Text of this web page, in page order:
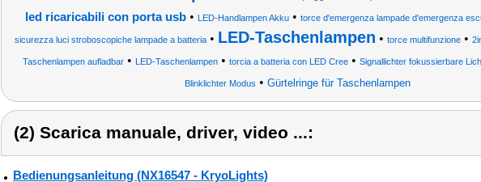
led ricaricabili con porta usb• LED-Handlampen Akku• torce d'emergenza lampade d'emergenza
sicurezza luci stroboscopiche lampade a batteria • LED-Taschenlampen • torce multifunzione •
Taschenlampen aufladbar • LED-Taschenlampen • torcia a batteria con LED Cree • Signallichter fokussierbare
Blinklichter Modus • Gürtelringe für Taschenlampen
(2) Scarica manuale, driver, video ...:
Bedienungsanleitung (NX16547 - KryoLights)